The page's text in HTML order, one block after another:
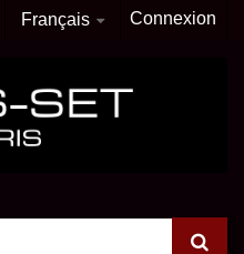
Connexion
Français